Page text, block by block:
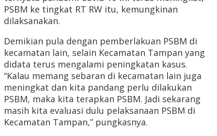
PSBM ke tingkat RT RW itu, kemungkinan
dilaksanakan.
Demikian pula dengan pemberlakuan PSBM di
kecamatan lain, selain Kecamatan Tampan yang
didata terus mengalami peningkatan kasus.
“Kalau memang sebaran di kecamatan lain juga
meningkat dan kita pandang perlu dilakukan
PSBM, maka kita terapkan PSBM. Jadi sekarang
masih kita evaluasi dulu pelaksanaan PSBM di
Kecamatan Tampan,” pungkasnya.